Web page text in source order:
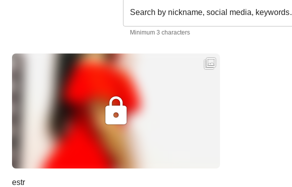
Search by nickname, social media,
Minimum 3 characters
estr